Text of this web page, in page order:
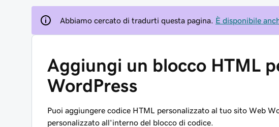
Abbiamo cercato di tradurti questa pagina. È disponibile
Aggiungi un blocco HTML
WordPress
Puoi aggiungere codice HTML personalizzato al tuo sito Web
personalizzato all'interno del blocco di codice.